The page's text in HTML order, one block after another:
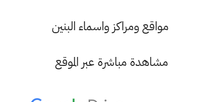
مواقع ومراكز واسماء البنين
مشاهدة مباشرة عبر الموقع